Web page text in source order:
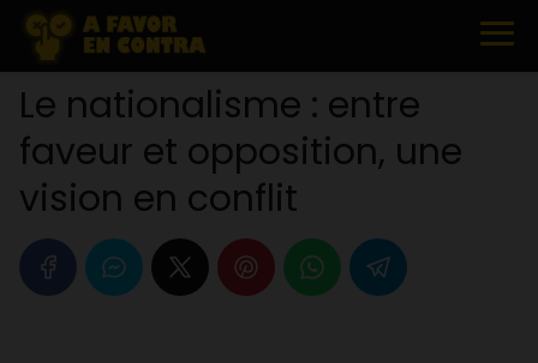
Le nationalisme : entre
faveur et opposition, une
vision en conflit